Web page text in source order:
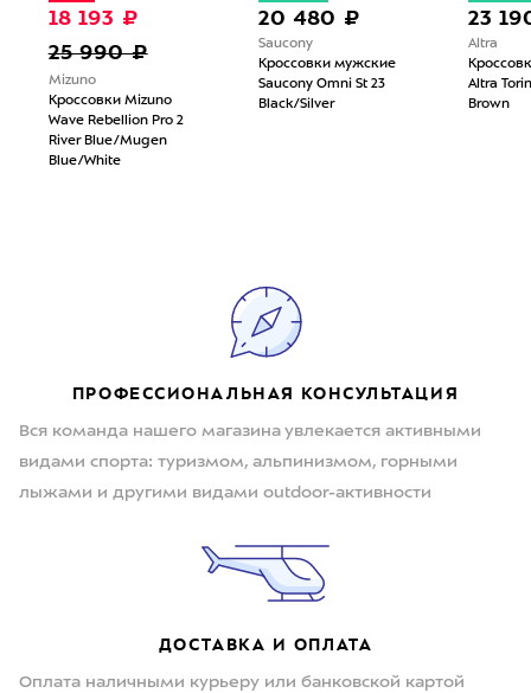
18 193 ₽
25 990 ₽
Mizuno
Кроссовки Mizuno
Wave Rebellion Pro 2
River Blue/Mugen
Blue/White
20 480 ₽
Saucony
Кроссовки мужские
Saucony Omni St 23
Black/Silver
23
Altra
Altra
Brown
ПРОФЕССИОНАЛЬНАЯ КОНСУЛЬТАЦИЯ
Вся команда нашего магазина увлекается активными
видами спорта: туризмом, альпинизмом, горными
лыжами и другими видами outdoor-активности
ДОСТАВКА И ОПЛАТА
Оплата наличными курьеру или банковской картой